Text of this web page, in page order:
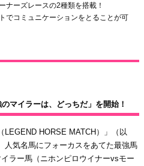
ナーズレースの2種類を搭載！
でコミュニケーションをとることが可
マイラーは、どっちだ」を開始！
LEGEND HORSE MATCH）」（以
人気名馬にフォーカスをあてた最強馬
ラー馬（ニホンピロウイナーvsモー